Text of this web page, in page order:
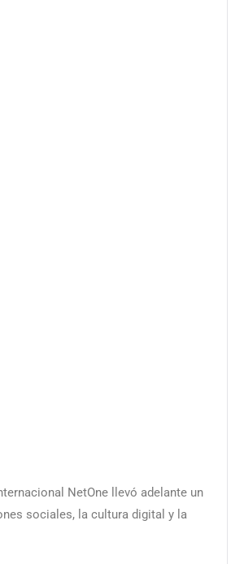
NetOne llevó adelante un
sociales, la cultura digital y la